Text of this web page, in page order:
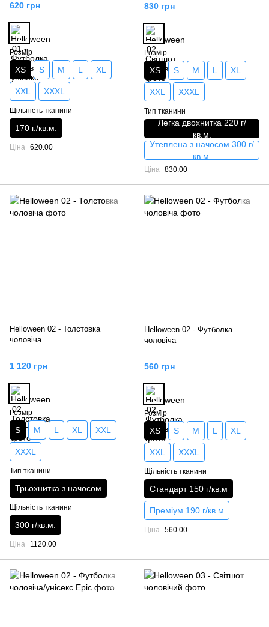
620 грн
Розмір
XS S M L XL
XXL XXXL
Щільність тканини
170 г./кв.м.
Ціна 620.00
830 грн
Розмір
XS S M L XL
XXL XXXL
Тип тканини
Легка двохнитка 220 г/
кв.м.
Утеплена з начосом 300 г/
кв.м.
Ціна 830.00
Helloween 02 - Толстовка
чоловіча
1 120 грн
Розмір
S M L XL XXL
XXXL
Тип тканини
Трьохнитка з начосом
Щільність тканини
300 г/кв.м.
Ціна 1120.00
Helloween 02 - Футболка
чоловіча
560 грн
Розмір
XS S M L XL
XXL XXXL
Щільність тканини
Стандарт 150 г/кв.м
Преміум 190 г/кв.м
Ціна 560.00